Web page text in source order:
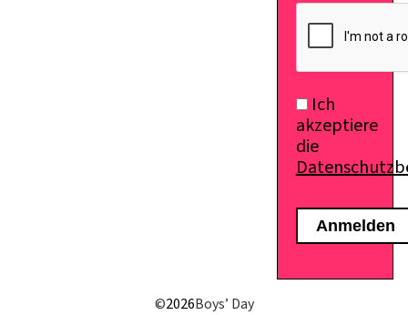
Ich
akzeptiere
die
©2026Boys’ Day